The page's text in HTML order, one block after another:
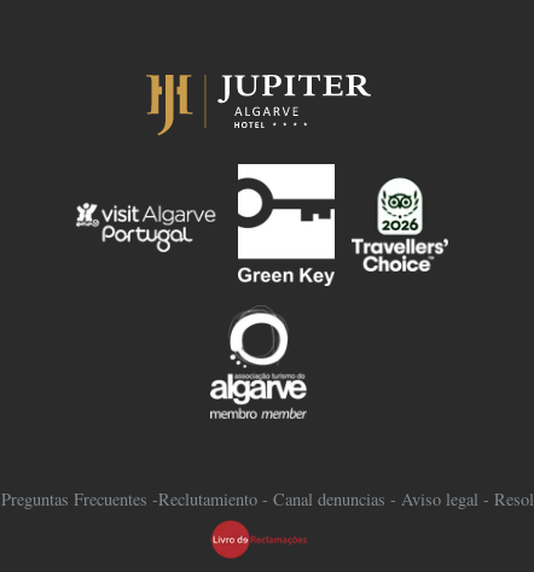
Preguntas Frecuentes -Reclutamiento- Canal denuncias - Aviso legal -